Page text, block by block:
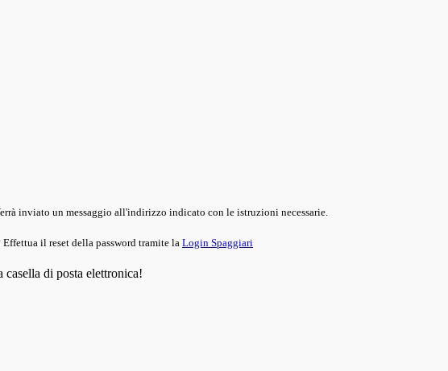
inviato un messaggio all'indirizzo indicato con le istruzioni necessarie.
il reset della password tramite la Login Spaggiari
di posta elettronica!